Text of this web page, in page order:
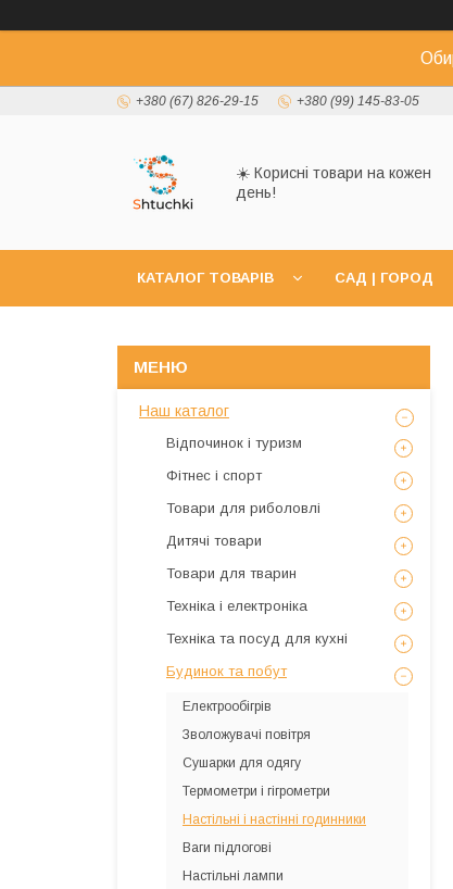
+380 (67) 826-29-15 +380 (99) 145-83-05
☀️ Корисні товари на кожен
день!
КАТАЛОГ ТОВАРІВ САД | ГОРОД
Наш каталог
Відпочинок і туризм
Фітнес і спорт
Товари для риболовлі
Дитячі товари
Товари для тварин
Техніка і електроніка
Техніка та посуд для кухні
Будинок та побут
Електрообігрів
Зволожувачі повітря
Сушарки для одягу
Термометри і гігрометри
Настільні і настінні годинники
Ваги підлогові
Настільні лампи